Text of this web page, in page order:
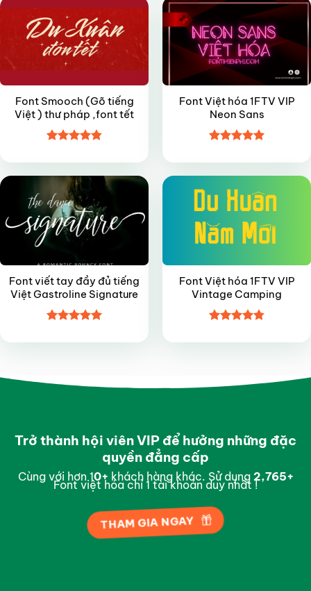
Font Smooch (Gõ tiếng
Việt ) thư pháp ,font tết
hạng4.85
sao
Font Việt hóa 1FTV VIP
Neon Sans
hạng55
sao
Font viết tay đầy đủ tiếng
Việt Gastroline Signature
hạng55
Font Việt hóa 1FTV VIP
Vintage Camping
hạng4.85
Trở thành hội viên VIP để hưởng những đặc
quyền đẳng cấp
Cùng với hơn 10+khách hàng khác. Sử dụng 2,988+
Font việt hóa chỉ 1 tài khoản duy nhất !
THAM GIA NGAY